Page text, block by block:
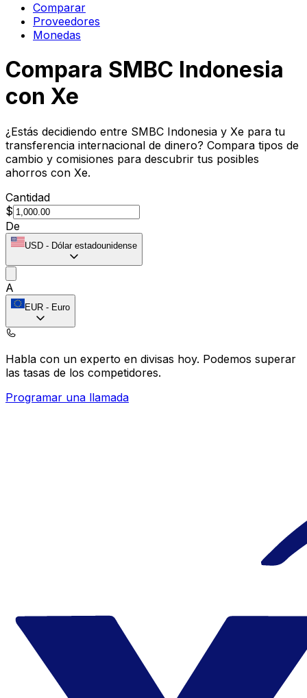
Comparar
Proveedores
Monedas
Compara SMBC Indonesia
con Xe
¿Estás decidiendo entre SMBC Indonesia y Xe para tu
transferencia internacional de dinero? Compara tipos de
cambio y comisiones para descubrir tus posibles
ahorros con Xe.
Cantidad
$
De
USD - Dólar estadounidense
A
EUR - Euro
Habla con un experto en divisas hoy. Podemos superar
las tasas de los competidores.
Programar una llamada